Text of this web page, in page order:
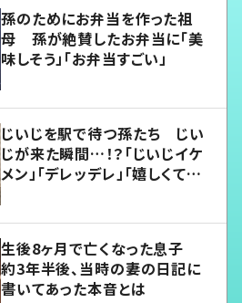
孫のためにお弁当を作った祖
母 孫が絶賛したお弁当に「美
味しそう」「お弁当すごい」
じいじを駅で待つ孫たち じい
じが来た瞬間…！？「じいじイケ
メン」「デレッデレ」「嬉しくて可
生後8ヶ月で亡くなった息子
約3年半後、当時の妻の日記に
書いてあった本音とは